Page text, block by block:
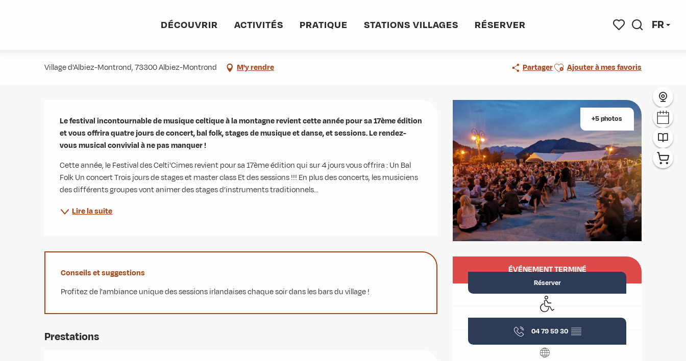
FR
DÉCOUVRIR ACTIVITÉS PRATIQUE STATIONS VILLAGES RÉSERVER
Village d'Albiez-Montrond, 73300 Albiez-Montrond M'y rendre PartagerAjouter aux favoris
Ajouter à mes favoris
+5 photos
Ouverture et coordonnées
ÉVÉNEMENT TERMINÉ
Réserver
Accès handicapés
04 79 59 30 ▒▒
Description
Le festival incontournable de musique celtique à la montagne revient cette année pour sa 17ème édition
et vous offrira quatre jours de concert, bal folk, stages de musique et danse, et sessions. Le rendez-
vous musical convivial à ne pas manquer !
Cette année, le Festival des Celti'Cimes revient pour sa 17ème édition qui sur 4 jours vous offrira : Un Bal
Folk Un concert Trois jours de stages et master class Et des sessions !!! En plus des concerts, les musiciens
des différents groupes vont animer des stages d’instruments traditionnels...
Lire la suite
Conseils et suggestions
Profitez de l'ambiance unique des sessions irlandaises chaque soir dans les bars du village !
Prestations